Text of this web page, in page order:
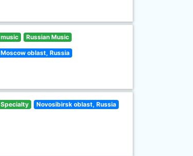
music Russian Music
Moscow oblast, Russia
Specialty Novosibirsk oblast, Russia